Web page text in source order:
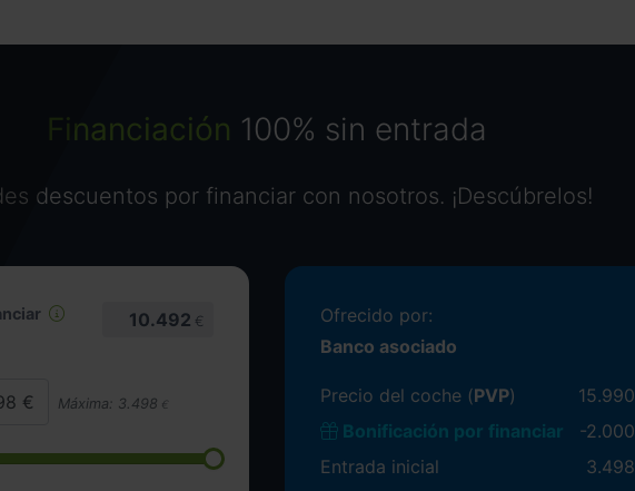
Financiación 100% sin entrada
descuentos por financiar con nosotros. ¡Descúbrelos!
10.492 €
Máxima: 3.498 €
Ofrecido por:
Banco asociado
Precio del coche (PVP) 15.990
Bonificación por financiar -2.000
Entrada inicial 3.498